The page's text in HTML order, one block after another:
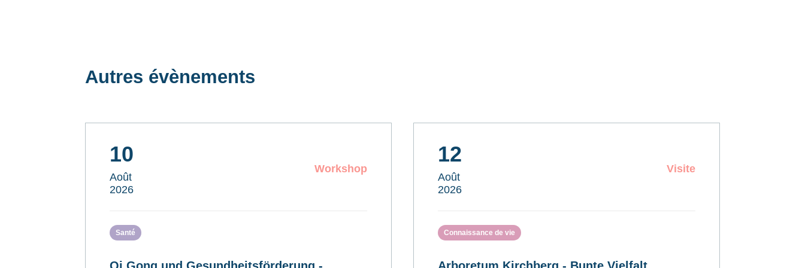
Autres évènements
10
Août
2026
Workshop
Santé
12
Août
2026
Visite
Connaissance de vie